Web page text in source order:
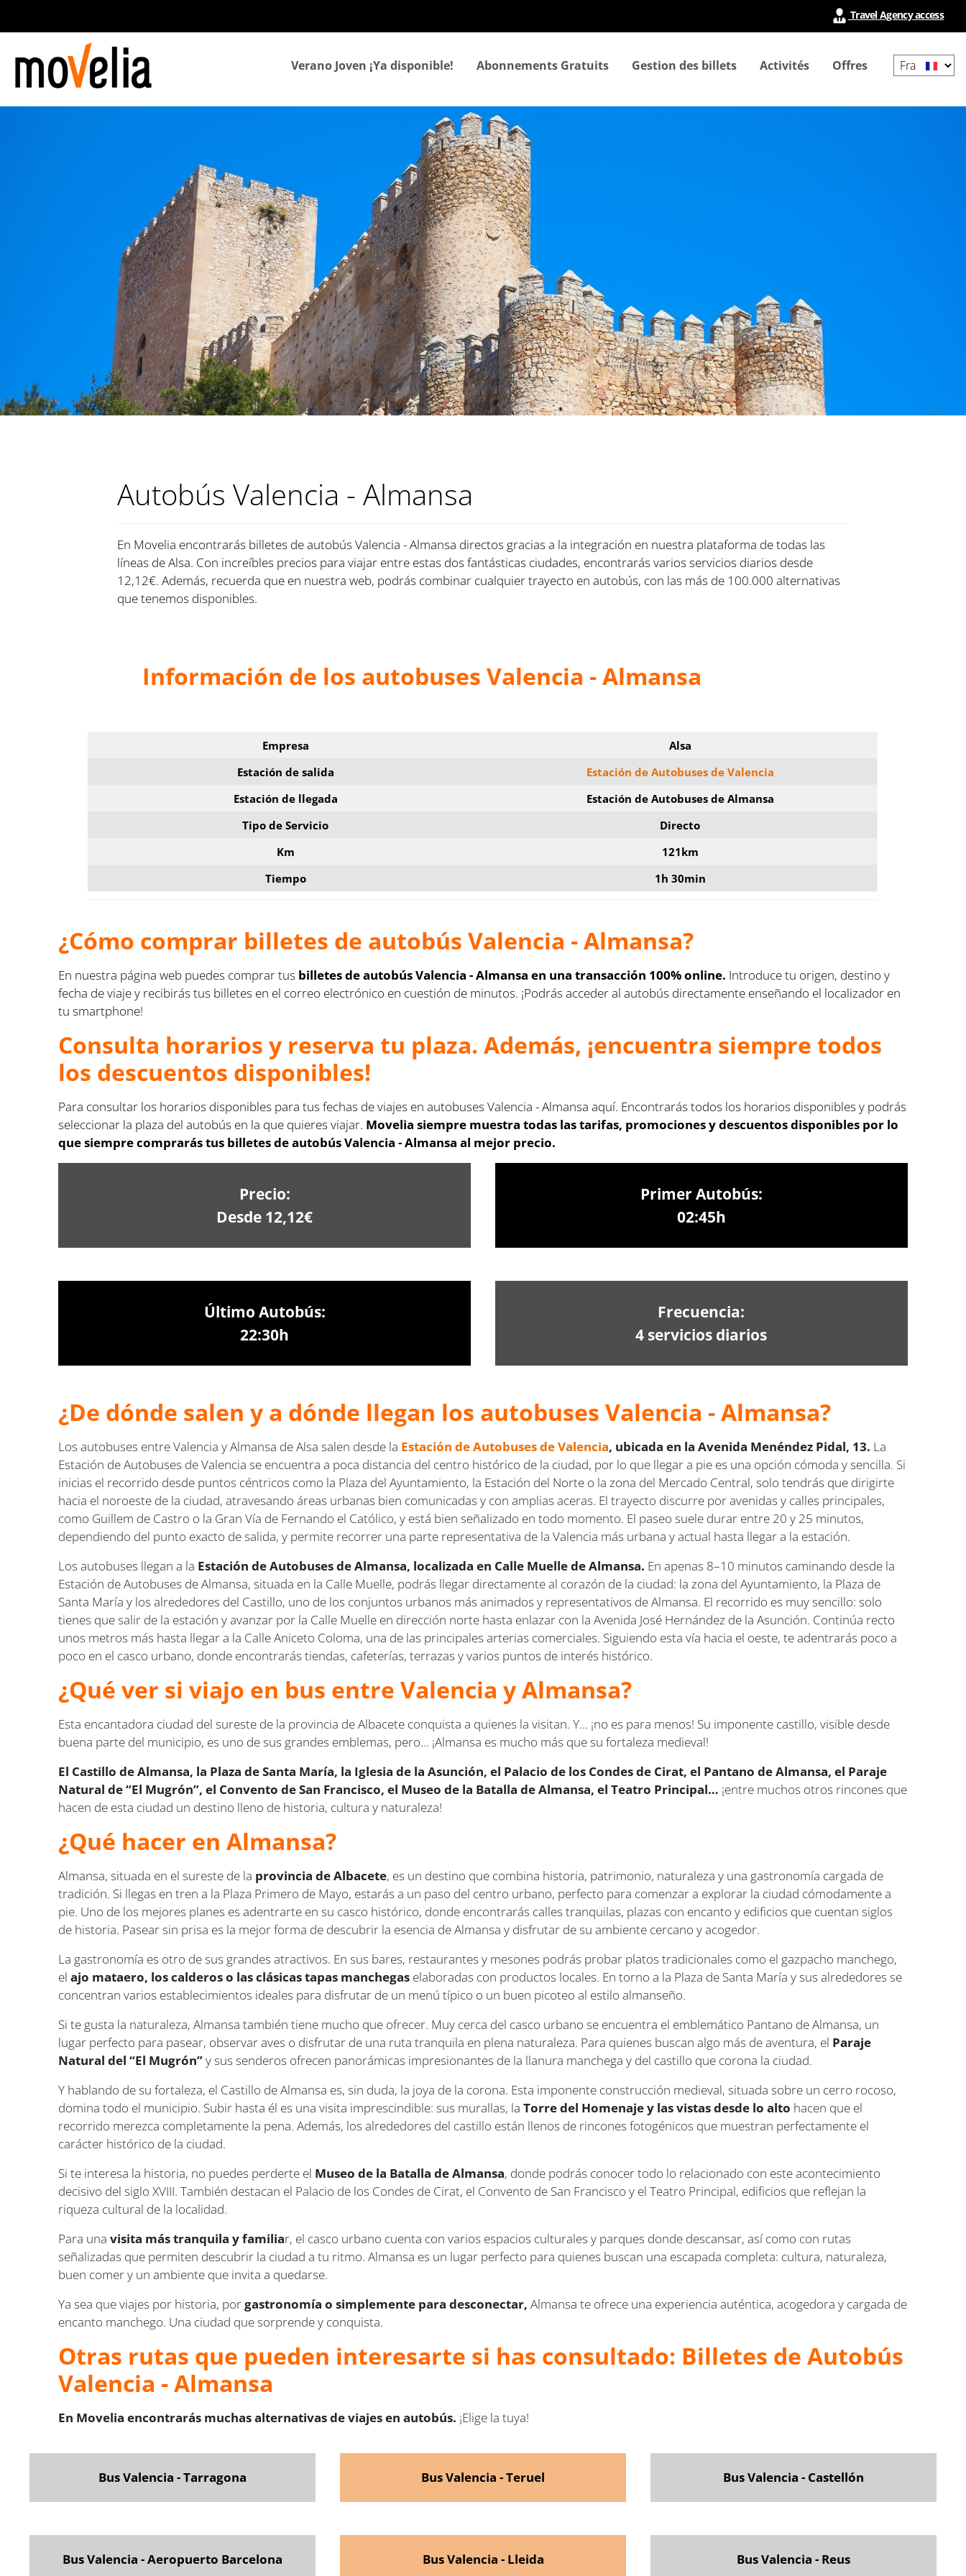
principal
Travel Agency access
NavegaciónVerano Joven ¡Ya disponible! Abonnements Gratuits Gestion des billets Activités Offres
your
Autobús Valencia - Almansa
En Movelia encontrarás billetes de autobús Valencia - Almansa directos gracias a la integración en nuestra plataforma de todas las
líneas de Alsa. Con increíbles precios para viajar entre estas dos fantásticas ciudades, encontrarás varios servicios diarios desde
12,12€. Además, recuerda que en nuestra web, podrás combinar cualquier trayecto en autobús, con las más de 100.000 alternativas
que tenemos disponibles.
Información de los autobuses Valencia - Almansa
Empresa
Alsa
Estación de salida
Estación de Autobuses de Valencia
Estación de llegada
Estación de Autobuses de Almansa
Tipo de Servicio
Directo
Km
121km
Tiempo
1h 30min
¿Cómo comprar billetes de autobús Valencia - Almansa?
En nuestra página web puedes comprar tus billetes de autobús Valencia - Almansa en una transacción 100% online. Introduce tu origen, destino y
fecha de viaje y recibirás tus billetes en el correo electrónico en cuestión de minutos. ¡Podrás acceder al autobús directamente enseñando el localizador en
tu smartphone!
Consulta horarios y reserva tu plaza. Además, ¡encuentra siempre todos
los descuentos disponibles!
Para consultar los horarios disponibles para tus fechas de viajes en autobuses Valencia - Almansa aquí. Encontrarás todos los horarios disponibles y podrás
seleccionar la plaza del autobús en la que quieres viajar. Movelia siempre muestra todas las tarifas, promociones y descuentos disponibles por lo
que siempre comprarás tus billetes de autobús Valencia - Almansa al mejor precio.
Precio:
Desde 12,12€
Primer Autobús:
02:45h
Último Autobús:
22:30h
Frecuencia:
4 servicios diarios
¿De dónde salen y a dónde llegan los autobuses Valencia - Almansa?
Los autobuses entre Valencia y Almansa de Alsa salen desde la Estación de Autobuses de Valencia, ubicada en la Avenida Menéndez Pidal, 13. La
Estación de Autobuses de Valencia se encuentra a poca distancia del centro histórico de la ciudad, por lo que llegar a pie es una opción cómoda y sencilla. Si
inicias el recorrido desde puntos céntricos como la Plaza del Ayuntamiento, la Estación del Norte o la zona del Mercado Central, solo tendrás que dirigirte
hacia el noroeste de la ciudad, atravesando áreas urbanas bien comunicadas y con amplias aceras. El trayecto discurre por avenidas y calles principales,
como Guillem de Castro o la Gran Vía de Fernando el Católico, y está bien señalizado en todo momento. El paseo suele durar entre 20 y 25 minutos,
dependiendo del punto exacto de salida, y permite recorrer una parte representativa de la Valencia más urbana y actual hasta llegar a la estación.
Los autobuses llegan a la Estación de Autobuses de Almansa, localizada en Calle Muelle de Almansa. En apenas 8–10 minutos caminando desde la
Estación de Autobuses de Almansa, situada en la Calle Muelle, podrás llegar directamente al corazón de la ciudad: la zona del Ayuntamiento, la Plaza de
Santa María y los alrededores del Castillo, uno de los conjuntos urbanos más animados y representativos de Almansa. El recorrido es muy sencillo: solo
tienes que salir de la estación y avanzar por la Calle Muelle en dirección norte hasta enlazar con la Avenida José Hernández de la Asunción. Continúa recto
unos metros más hasta llegar a la Calle Aniceto Coloma, una de las principales arterias comerciales. Siguiendo esta vía hacia el oeste, te adentrarás poco a
poco en el casco urbano, donde encontrarás tiendas, cafeterías, terrazas y varios puntos de interés histórico.
¿Qué ver si viajo en bus entre Valencia y Almansa?
Esta encantadora ciudad del sureste de la provincia de Albacete conquista a quienes la visitan. Y… ¡no es para menos! Su imponente castillo, visible desde
buena parte del municipio, es uno de sus grandes emblemas, pero… ¡Almansa es mucho más que su fortaleza medieval!
El Castillo de Almansa, la Plaza de Santa María, la Iglesia de la Asunción, el Palacio de los Condes de Cirat, el Pantano de Almansa, el Paraje
Natural de “El Mugrón”, el Convento de San Francisco, el Museo de la Batalla de Almansa, el Teatro Principal… ¡entre muchos otros rincones que
hacen de esta ciudad un destino lleno de historia, cultura y naturaleza!
¿Qué hacer en Almansa?
Almansa, situada en el sureste de la provincia de Albacete, es un destino que combina historia, patrimonio, naturaleza y una gastronomía cargada de
tradición. Si llegas en tren a la Plaza Primero de Mayo, estarás a un paso del centro urbano, perfecto para comenzar a explorar la ciudad cómodamente a
pie. Uno de los mejores planes es adentrarte en su casco histórico, donde encontrarás calles tranquilas, plazas con encanto y edificios que cuentan siglos
de historia. Pasear sin prisa es la mejor forma de descubrir la esencia de Almansa y disfrutar de su ambiente cercano y acogedor.
La gastronomía es otro de sus grandes atractivos. En sus bares, restaurantes y mesones podrás probar platos tradicionales como el gazpacho manchego,
el ajo mataero, los calderos o las clásicas tapas manchegas elaboradas con productos locales. En torno a la Plaza de Santa María y sus alrededores se
concentran varios establecimientos ideales para disfrutar de un menú típico o un buen picoteo al estilo almanseño.
Si te gusta la naturaleza, Almansa también tiene mucho que ofrecer. Muy cerca del casco urbano se encuentra el emblemático Pantano de Almansa, un
lugar perfecto para pasear, observar aves o disfrutar de una ruta tranquila en plena naturaleza. Para quienes buscan algo más de aventura, el Paraje
Natural del “El Mugrón”y sus senderos ofrecen panorámicas impresionantes de la llanura manchega y del castillo que corona la ciudad.
Y hablando de su fortaleza, el Castillo de Almansa es, sin duda, la joya de la corona. Esta imponente construcción medieval, situada sobre un cerro rocoso,
domina todo el municipio. Subir hasta él es una visita imprescindible: sus murallas, laTorre del Homenaje y las vistas desde lo alto hacen que el
recorrido merezca completamente la pena. Además, los alrededores del castillo están llenos de rincones fotogénicos que muestran perfectamente el
carácter histórico de la ciudad.
Si te interesa la historia, no puedes perderte el Museo de la Batalla de Almansa, donde podrás conocer todo lo relacionado con este acontecimiento
decisivo del siglo XVIII. También destacan el Palacio de los Condes de Cirat, el Convento de San Francisco y el Teatro Principal, edificios que reflejan la
riqueza cultural de la localidad.
Para unavisita más tranquila y familiar, el casco urbano cuenta con varios espacios culturales y parques donde descansar, así como con rutas
señalizadas que permiten descubrir la ciudad a tu ritmo. Almansa es un lugar perfecto para quienes buscan una escapada completa: cultura, naturaleza,
buen comer y un ambiente que invita a quedarse.
Ya sea que viajes por historia, porgastronomía o simplemente para desconectar, Almansa te ofrece una experiencia auténtica, acogedora y cargada de
encanto manchego. Una ciudad que sorprende y conquista.
Otras rutas que pueden interesarte si has consultado: Billetes de Autobús
Valencia - Almansa
En Movelia encontrarás muchas alternativas de viajes en autobús. ¡Elige la tuya!
Bus Valencia - Tarragona Bus Valencia - Teruel Bus Valencia - Castellón
Bus Valencia - Aeropuerto Barcelona Bus Valencia - Lleida Bus Valencia - Reus